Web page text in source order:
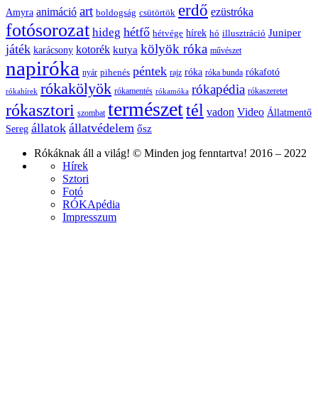
Amyra animáció art boldogság csütörtök erdő ezüstróka
fotósorozat hideg hétfő hétvége hírek hó illusztráció Juniper
játék karácsony kotorék kutya kölyök róka művészet
napiróka nyár pihenés péntek rajz róka róka bunda rókafotó
rókahírek rókakölyök rókamentés rókamóka rókapédia rókaszeretet
rókasztori szombat természettél vadon Video Állatmentő
Sereg állatok állatvédelem ősz
Rókáknak áll a világ! © Minden jog fenntartva! 2016 – 2022
Hírek
Sztori
Fotó
RÓKApédia
Impresszum